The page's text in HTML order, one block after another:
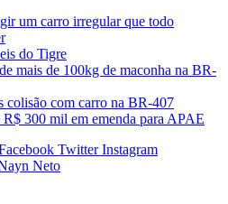
um carro irregular que todo
do Tigre
mais de 100kg de maconha na BR-
colisão com carro na BR-407
300 mil em emenda para APAE
Twitter Instagram